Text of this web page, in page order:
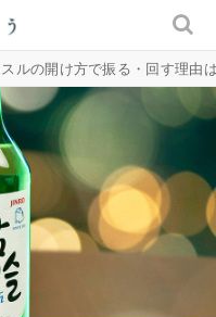
ルの開け方で振る・回す理由